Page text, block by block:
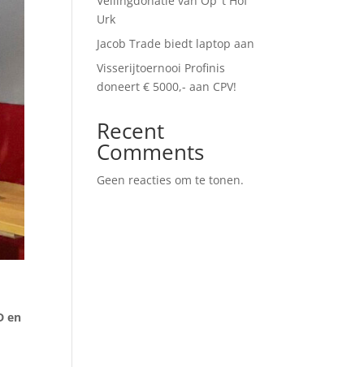
en
Urk
Jacob Trade biedt laptop aan
Visserijtoernooi Profinis
doneert € 5000,- aan CPV!
Recent
Comments
Geen reacties om te tonen.